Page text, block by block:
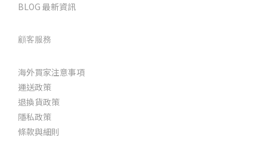
BLOG 最新資訊
顧客服務
海外買家注意事項
運送政策
退換貨政策
隱私政策
條款與細則